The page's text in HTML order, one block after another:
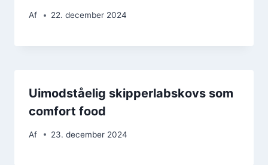
Af 22. december 2024
Uimodståelig skipperlabskovs som
comfort food
Af 23. december 2024